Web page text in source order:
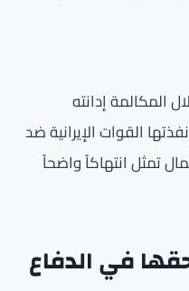
المكالمة إدانته
القوات الإيرانية ضد
تمثل انتهاكاً واضحاً
في الدفاع